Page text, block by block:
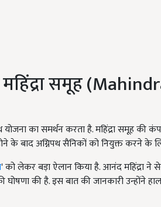
महिंद्रा समूह
योजना का समर्थन करता है. महिंद्रा समूह की
के बाद अग्निपथ सैनिकों को नियुक्त करने के
' को लेकर बड़ा ऐलान किया है. आनंद महिंद्रा ने
की है. इस बात की जानकारी उन्होंने हाल